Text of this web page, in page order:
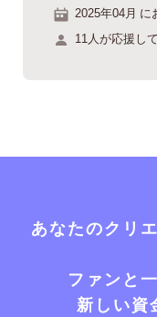
2025年04月 に
11人が応援し
あなたのクリ
ファンと
新しい資